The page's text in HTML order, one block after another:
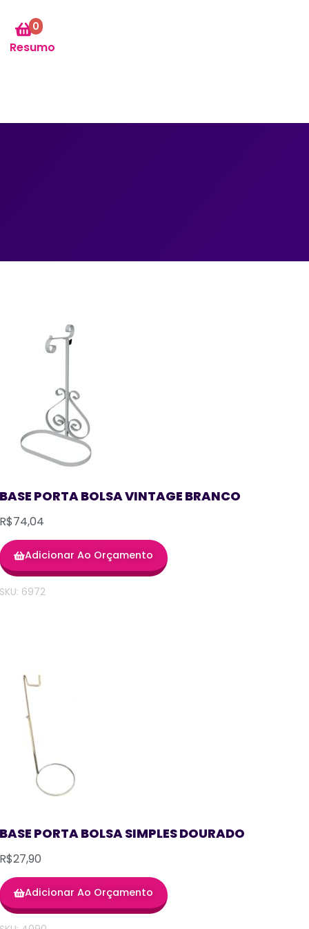
0
Resumo
BASE PORTA BOLSA VINTAGE BRANCO
R$74,04
Adicionar Ao Orçamento
SKU: 6972
BASE PORTA BOLSA SIMPLES DOURADO
R$27,90
Adicionar Ao Orçamento